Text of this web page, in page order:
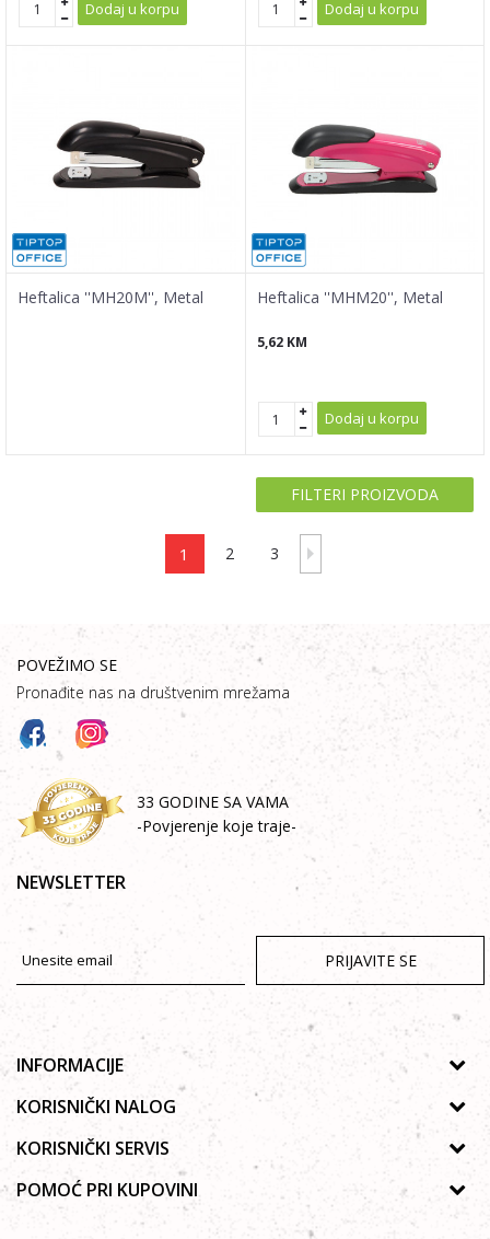
Dodaj u korpu Dodaj u korpu
Heftalica ''MH20M'', Metal Heftalica ''MHM20'', Metal
5,62 KM
Dodaj u korpu
FILTERI PROIZVODA
1 2 3
POVEŽIMO SE
Pronađite nas na društvenim mrežama
33 GODINE SA VAMA
-Povjerenje koje traje-
NEWSLETTER
PRIJAVITE SE
INFORMACIJE
O nama
Galerija
Saradnja
KORISNIČKI NALOG
Uputstvo za registraciju
Zaboravljena lozinka
Poručivanje
KORISNIČKI SERVIS
Politika privatnosti
Autorska prava
POMOĆ PRI KUPOVINI
Kako kupiti online?